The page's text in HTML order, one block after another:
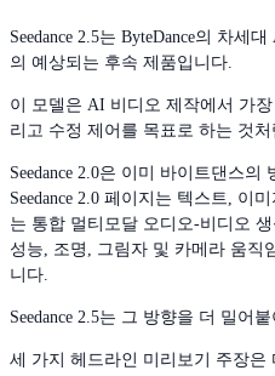
Seedance 2.5는 ByteDance의 차세
의 예상되는 후속 제품입니다.
이 모델은 AI 비디오 제작에서 가
리고 수정 제어를 목표로 하는 것
Seedance 2.0은 이미 바이트댄스
Seedance 2.0 페이지는 텍스트, 이
는 통합 멀티모달 오디오-비디오
성능, 조명, 그림자 및 카메라 움직
니다.
Seedance 2.5는 그 방향을 더 밀어
세 가지 헤드라인 미리보기 주장은